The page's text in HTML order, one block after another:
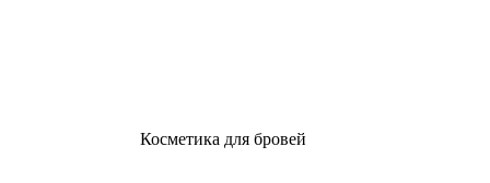
Косметика для бровей